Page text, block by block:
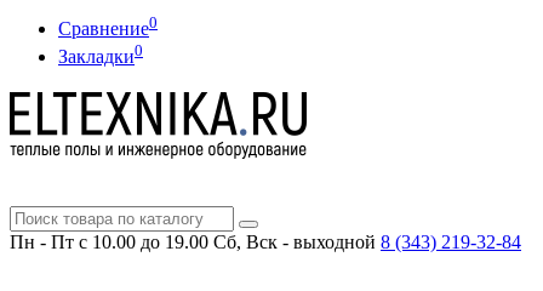
Сравнение0
Закладки0
Пн - Пт с 10.00 до 19.00 Сб, Вск - выходной 8 (343) 219-32-84